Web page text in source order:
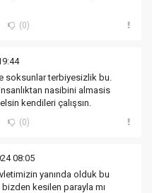
(0)
soksunlar terbiyesizlik bu.
nasibini almasis
kendileri çalışsın.
(0)
08:05
yanında olduk bu
kesilen parayla mı